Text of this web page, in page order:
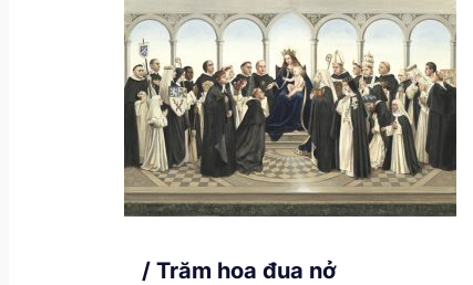
/ Trăm hoa đua nở